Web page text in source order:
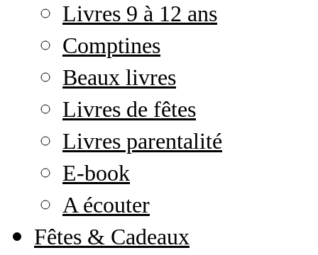
Livres 9 à 12 ans
Comptines
Beaux livres
Livres de fêtes
Livres parentalité
E-book
A écouter
Fêtes & Cadeaux